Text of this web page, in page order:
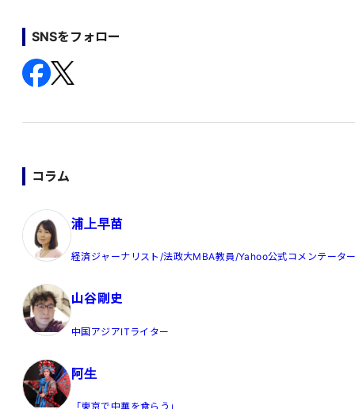
SNSをフォロー
コラム
浦上早苗
経済ジャーナリスト/法政大MBA教員/Yahoo公式コメンテータ
山谷剛史
中国アジアITライター
阿生
「東京で中華を食らう」